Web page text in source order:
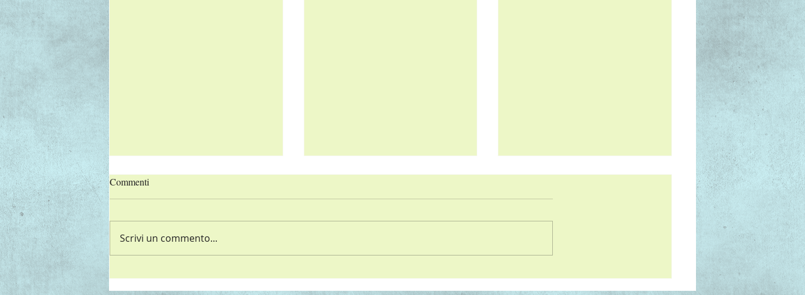
Croccantella di farina di ceci e
mais con patate e cipolla
Ricetta super-deliziosa:
crocchette di cavolfiore e ricotta
Biscotti croccanti di farina di
legumi
Commenti
Scrivi un commento...